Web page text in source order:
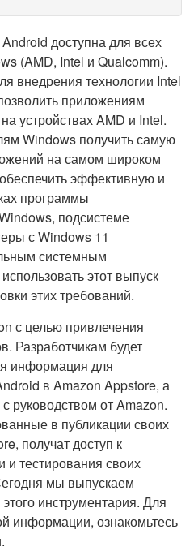
доступна для всех
(AMD, Intel и Qualcomm).
внедрения технологии Intel
приложениям
устройствах AMD и Intel.
Windows получить самую
на самом широком
эффективную и
программы
подсистеме
с Windows 11
системным
этот выпуск
этих требований.
с целью привлечения
Разработчикам будет
информация для
в Amazon Appstore, а
руководством от Amazon.
в публикации своих
получат доступ к
и тестирования своих
мы выпускаем
инструментария. Для
информации, ознакомьтесь